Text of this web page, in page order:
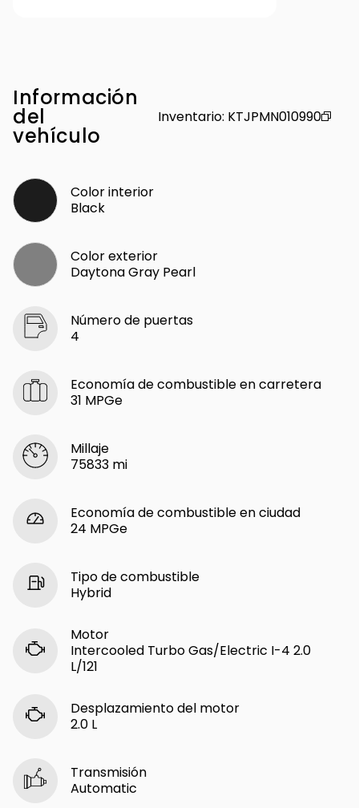
Información
del
vehículo
Inventario: KTJPMN010990
Color interior
Black
Color exterior
Daytona Gray Pearl
Número de puertas
4
Economía de combustible en carretera
31 MPGe
Millaje
75833 mi
Economía de combustible en ciudad
24 MPGe
Tipo de combustible
Hybrid
Motor
Intercooled Turbo Gas/Electric I-4 2.0
L/121
Desplazamiento del motor
2.0 L
Transmisión
Automatic